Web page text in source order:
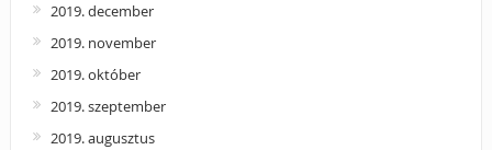
2019. december
2019. november
2019. október
2019. szeptember
2019. augusztus